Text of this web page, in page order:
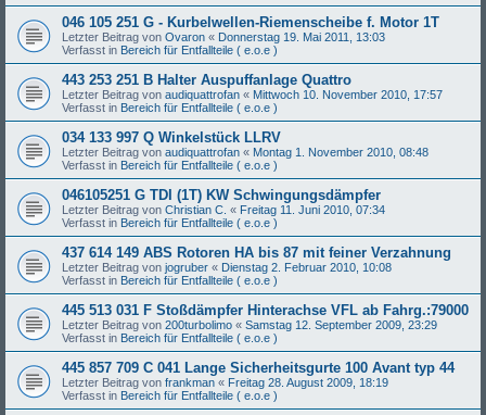
046 105 251 G - Kurbelwellen-Riemenscheibe f. Motor 1T
Letzter Beitrag von Ovaron « Donnerstag 19. Mai 2011, 13:03
Verfasst in Bereich für Entfallteile ( e.o.e )
443 253 251 B Halter Auspuffanlage Quattro
Letzter Beitrag von audiquattrofan « Mittwoch 10. November 2010, 17:57
Verfasst in Bereich für Entfallteile ( e.o.e )
034 133 997 Q Winkelstück LLRV
Letzter Beitrag von audiquattrofan « Montag 1. November 2010, 08:48
Verfasst in Bereich für Entfallteile ( e.o.e )
046105251 G TDI (1T) KW Schwingungsdämpfer
Letzter Beitrag von Christian C. « Freitag 11. Juni 2010, 07:34
Verfasst in Bereich für Entfallteile ( e.o.e )
437 614 149 ABS Rotoren HA bis 87 mit feiner Verzahnung
Letzter Beitrag von jogruber « Dienstag 2. Februar 2010, 10:08
Verfasst in Bereich für Entfallteile ( e.o.e )
445 513 031 F Stoßdämpfer Hinterachse VFL ab Fahrg.:79000
Letzter Beitrag von 200turbolimo « Samstag 12. September 2009, 23:29
Verfasst in Bereich für Entfallteile ( e.o.e )
445 857 709 C 041 Lange Sicherheitsgurte 100 Avant typ 44
Letzter Beitrag von frankman « Freitag 28. August 2009, 18:19
Verfasst in Bereich für Entfallteile ( e.o.e )